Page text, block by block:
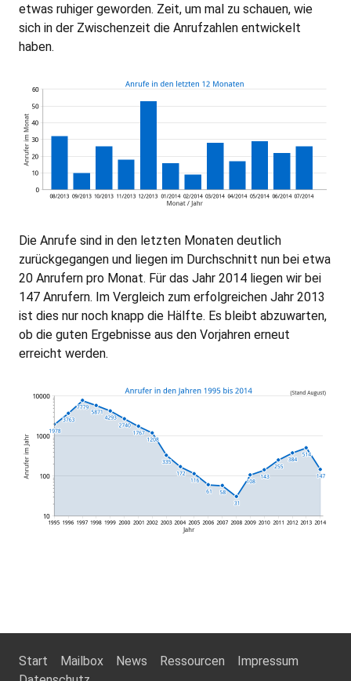
etwas ruhiger geworden. Zeit, um mal zu schauen, wie
sich in der Zwischenzeit die Anrufzahlen entwickelt
haben.
Die Anrufe sind in den letzten Monaten deutlich
zurückgegangen und liegen im Durchschnitt nun bei etwa
20 Anrufern pro Monat. Für das Jahr 2014 liegen wir bei
147 Anrufern. Im Vergleich zum erfolgreichen Jahr 2013
ist dies nur noch knapp die Hälfte. Es bleibt abzuwarten,
ob die guten Ergebnisse aus den Vorjahren erneut
erreicht werden.
Start Mailbox News Ressourcen
Impressum